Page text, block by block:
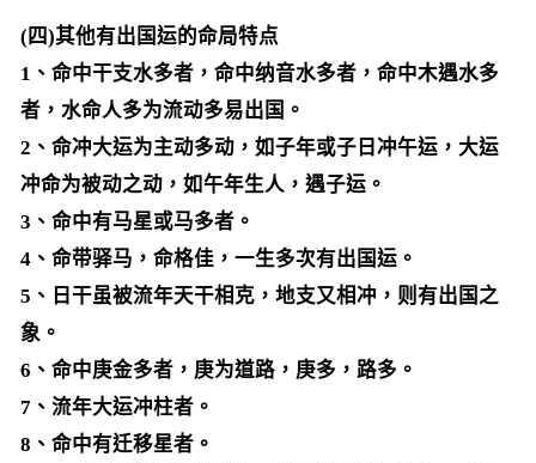
(四)其他有出国运的命局特点
1、命中干支水多者，命中纳音水多者，命中木遇水多
者，水命人多为流动多易出国。
2、命冲大运为主动多动，如子年或子日冲午运，大运
冲命为被动之动，如午年生人，遇子运。
3、命中有马星或马多者。
4、命带驿马，命格佳，一生多次有出国运。
5、日干虽被流年天干相克，地支又相冲，则有出国之
象。
6、命中庚金多者，庚为道路，庚多，路多。
7、流年大运冲柱者。
8、命中有迁移星者。